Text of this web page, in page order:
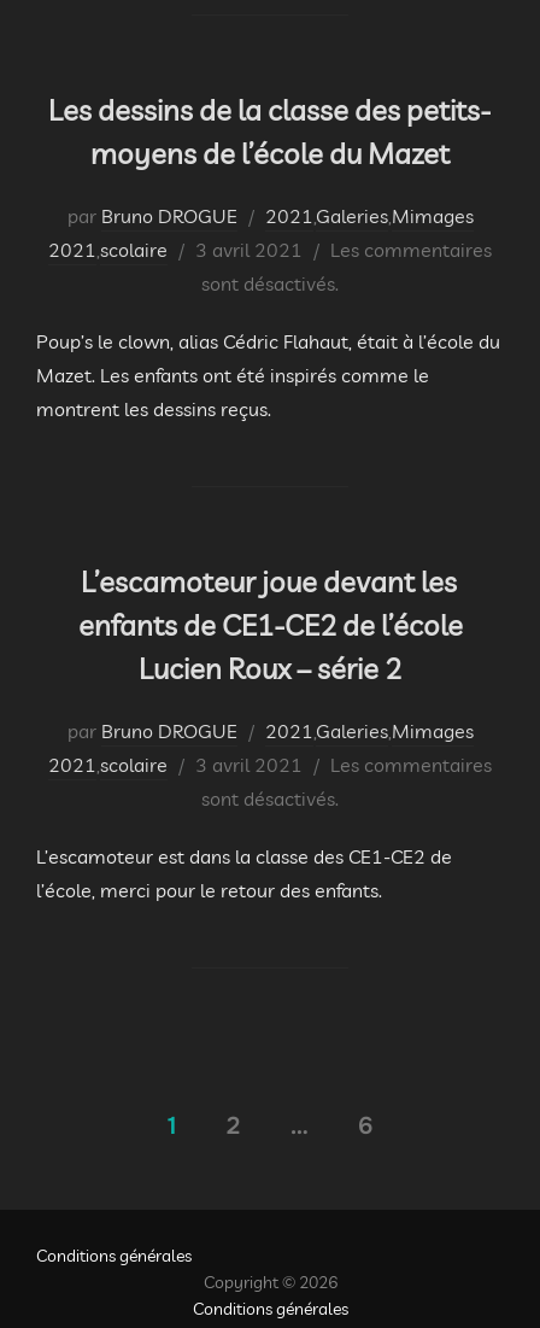
Les dessins de la classe des petits-
moyens de l’école du Mazet
par Bruno DROGUE 2021,Galeries,Mimages
2021,scolaire
Publié
le
3 avril 2021
Les commentaires
sont désactivés.
Poup’s le clown, alias Cédric Flahaut, était à l’école du
Mazet. Les enfants ont été inspirés comme le
montrent les dessins reçus.
L’escamoteur joue devant les
enfants de CE1-CE2 de l’école
Lucien Roux – série 2
par Bruno DROGUE 2021,Galeries,Mimages
2021,scolaire
Publié
le
3 avril 2021
Les commentaires
sont désactivés.
L’escamoteur est dans la classe des CE1-CE2 de
l’école, merci pour le retour des enfants.
Pagination
1 2 … 6
Conditions générales
Copyright © 2026
Conditions générales